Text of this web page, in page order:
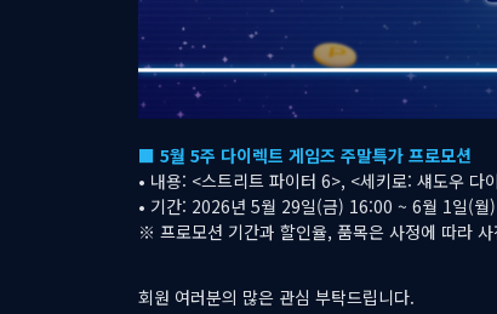
■ 5월 5주 다이렉트 게임즈 주말특가 프로모션
• 내용: <스트리트 파이터 6>, <세키로: 섀도우
• 기간: 2026년 5월 29일(금) 16:00 ~ 6월 1일(월
※ 프로모션 기간과 할인율, 품목은 사정에 따라
회원 여러분의 많은 관심 부탁드립니다.